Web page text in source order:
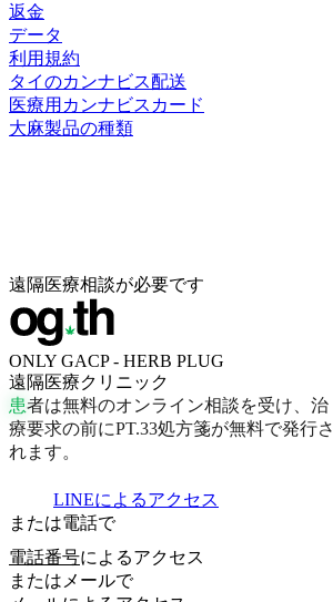
返金
データ
利用規約
タイのカンナビス配送
医療用カンナビスカード
大麻製品の種類
遠隔医療相談が必要です
ONLY GACP - HERB PLUG
遠隔医療クリニック
患者は無料のオンライ ン相談を受け
治
療要求の前にPT.33処方箋が無料で発行さ
れま す。
LINEによるアクセス
または電話で
電話番号によるアクセス
またはメールで